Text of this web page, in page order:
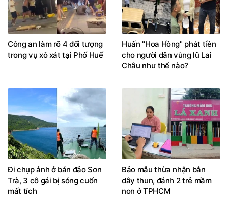
Công an làm rõ 4 đối tượng
trong vụ xô xát tại Phố Huế
Huấn "Hoa Hồng" phát tiền
cho người dân vùng lũ Lai
Châu như thế nào?
Đi chụp ảnh ở bán đảo Sơn
Trà, 3 cô gái bị sóng cuốn
mất tích
Bảo mẫu thừa nhận bắn
dây thun, đánh 2 trẻ mầm
non ở TPHCM